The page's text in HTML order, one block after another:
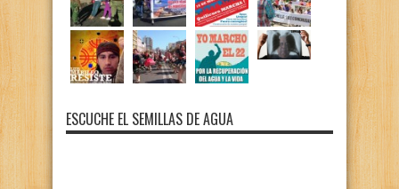
ESCUCHE EL SEMILLAS DE AGUA